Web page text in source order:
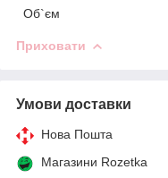
Об`єм
Приховати
Умови доставки
Нова Пошта
Магазини Rozetka